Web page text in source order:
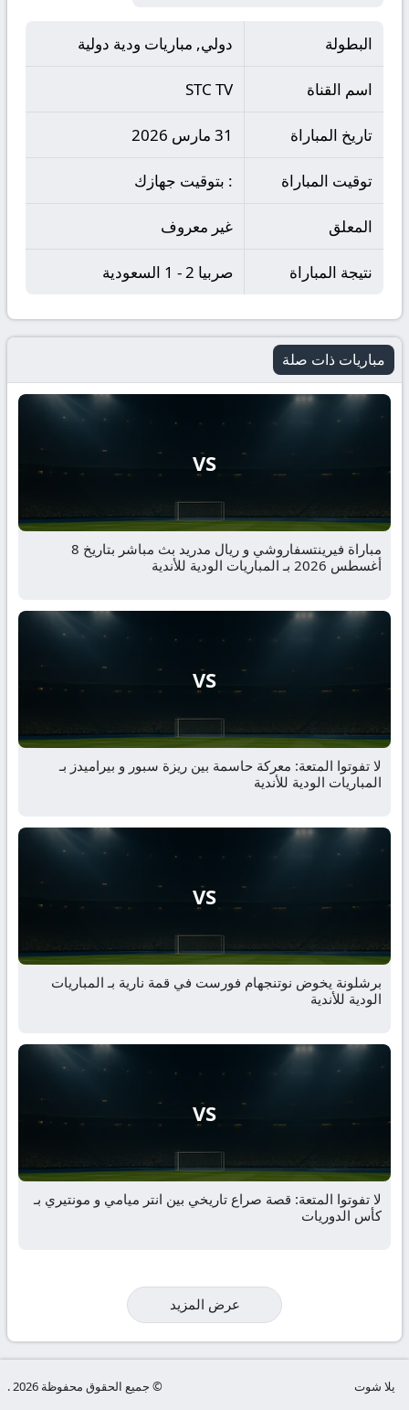
البطولة دولي, مباريات ودية دولية
اسم القناة STC TV
تاريخ المباراة 31 مارس 2026
توقيت المباراة : بتوقيت جهازك
المعلق غير معروف
نتيجة المباراة صربيا 2 - 1 السعودية
مباريات ذات صلة
VS
مباراة فيرينتسفاروشي و ريال مدريد بث مباشر بتاريخ 8
أغسطس 2026 بـ المباريات الودية للأندية
VS
لا تفوتوا المتعة: معركة حاسمة بين ريزة سبور و بيراميدز بـ
المباريات الودية للأندية
VS
برشلونة يخوض نوتنجهام فورست في قمة نارية بـ المباريات
الودية للأندية
VS
لا تفوتوا المتعة: قصة صراع تاريخي بين انتر ميامي و مونتيري بـ
كأس الدوريات
عرض المزيد
يلا شوت © جميع الحقوق محفوظة 2026 .